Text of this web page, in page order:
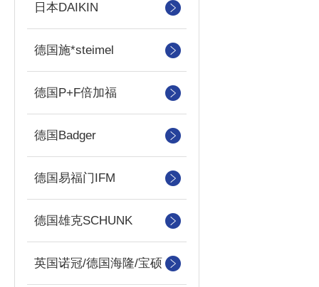
日本DAIKIN
德国施*steimel
德国P+F倍加福
德国Badger
德国易福门IFM
德国雄克SCHUNK
英国诺冠/德国海隆/宝硕